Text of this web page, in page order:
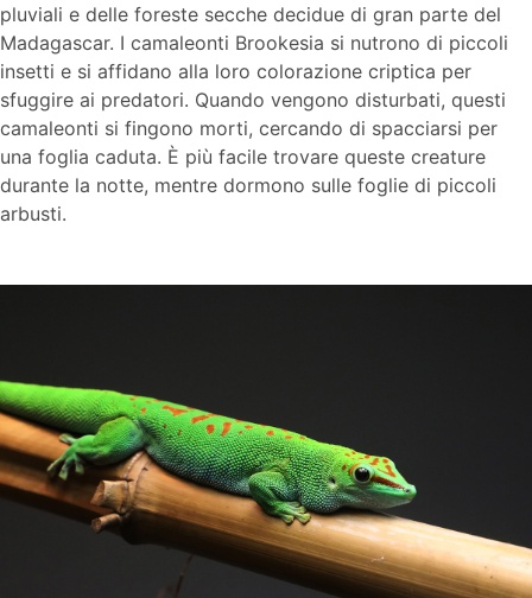
pluviali e delle foreste secche decidue di gran parte del
Madagascar. I camaleonti Brookesia si nutrono di piccoli
insetti e si affidano alla loro colorazione criptica per
sfuggire ai predatori. Quando vengono disturbati, questi
camaleonti si fingono morti, cercando di spacciarsi per
una foglia caduta. È più facile trovare queste creature
durante la notte, mentre dormono sulle foglie di piccoli
arbusti.